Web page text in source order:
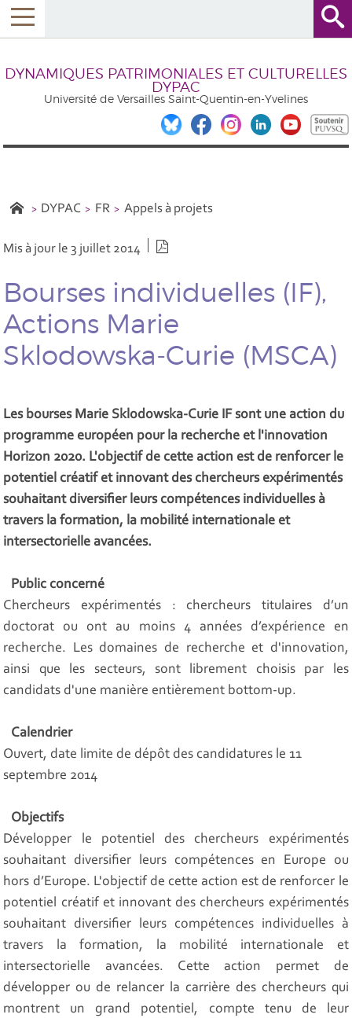
DYNAMIQUES PATRIMONIALES ET CULTURELLES
DYPAC
Université de Versailles Saint-Quentin-en-Yvelines
DYPAC FR Appels à projets
Mis à jour le 3 juillet 2014
Bourses individuelles (IF),
Actions Marie
Sklodowska-Curie (MSCA)
Les bourses Marie Sklodowska-Curie IF sont une action du
programme européen pour la recherche et l'innovation
Horizon 2020. L'objectif de cette action est de renforcer le
potentiel créatif et innovant des chercheurs expérimentés
souhaitant diversifier leurs compétences individuelles à
travers la formation, la mobilité internationale et
intersectorielle avancées.
Public concerné
Chercheurs expérimentés : chercheurs titulaires d’un
doctorat ou ont au moins 4 années d’expérience en
recherche. Les domaines de recherche et d'innovation,
ainsi que les secteurs, sont librement choisis par les
candidats d'une manière entièrement bottom-up.
Calendrier
Ouvert, date limite de dépôt des candidatures le 11
septembre 2014
Objectifs
Développer le potentiel des chercheurs expérimentés
souhaitant diversifier leurs compétences en Europe ou
hors d’Europe. L'objectif de cette action est de renforcer le
potentiel créatif et innovant des chercheurs expérimentés
souhaitant diversifier leurs compétences individuelles à
travers la formation, la mobilité internationale et
intersectorielle avancées. Cette action permet de
développer ou de relancer la carrière des chercheurs qui
montrent un grand potentiel, compte tenu de leur